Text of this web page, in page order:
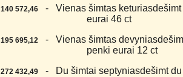
140 572,46
- Vienas šimtas keturiasdešimt
eurai 46 ct
195 695,12
- Vienas šimtas
penki eurai 12 ct
272 432,49
- Du šimtai septyniasdešimt du